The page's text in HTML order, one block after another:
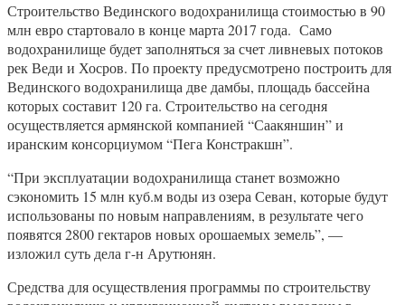
Строительство Вединского водохранилища стоимостью в 90
млн евро стартовало в конце марта 2017 года. Само
водохранилище будет заполняться за счет ливневых потоков
рек Веди и Хосров. По проекту предусмотрено построить для
Вединского водохранилища две дамбы, площадь бассейна
которых составит 120 га. Строительство на сегодня
осуществляется армянской компанией “Саакяншин” и
иранским консорциумом “Пега Констракшн”.
“При эксплуатации водохранилища станет возможно
сэкономить 15 млн куб.м воды из озера Севан, которые будут
использованы по новым направлениям, в результате чего
появятся 2800 гектаров новых орошаемых земель”, —
изложил суть дела г-н Арутюнян.
Средства для осуществления программы по строительству